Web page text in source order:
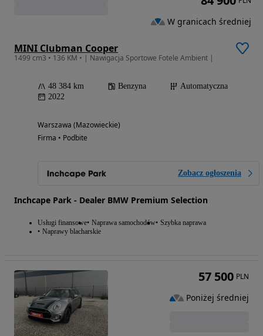
MINI Clubman Cooper
1499 cm3 • 136 KM • | Nawigacja Sportowe Fotele Ambient |
48 384 km Benzyna
Automatyczna
2022
Warszawa (Mazowieckie)
Firma • Podbite
Zobacz ogłoszenia
Inchcape Park - Dealer BMW Premium Selection
Usługi finansowe Naprawa samochodów Szybka naprawa
Naprawy blacharskie
W granicach średniej
57 500 PLN
Poniżej średniej